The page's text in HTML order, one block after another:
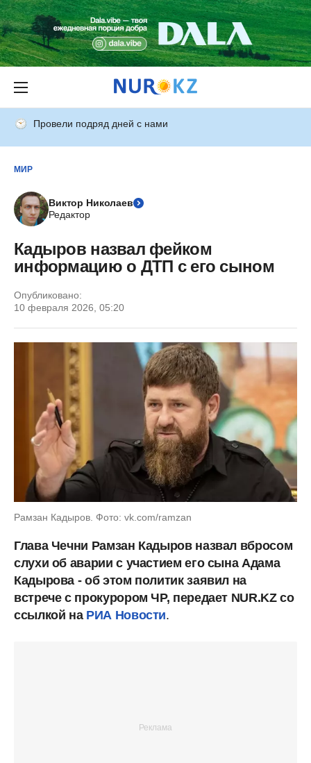
Провели подряд дней с нами
МИР
Виктор Николаев
Редактор
Кадыров назвал фейком
информацию о ДТП с его сыном
Опубликовано:
10 февраля 2026, 05:20
Рамзан Кадыров. Фото: vk.com/ramzan
Глава Чечни Рамзан Кадыров назвал вбросом
слухи об аварии с участием его сына Адама
Кадырова - об этом политик заявил на
встрече с прокурором ЧР, передает NUR.KZ со
ссылкой наРИА Новости.